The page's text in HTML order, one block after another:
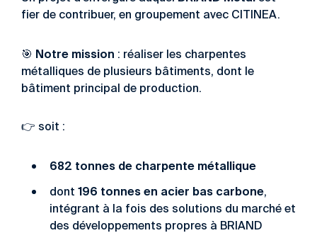
fier de contribuer, en groupement avec CITINEA.
🎯 Notre mission : réaliser les charpentes
métalliques de plusieurs bâtiments, dont le
bâtiment principal de production.
👉 soit :
682 tonnes de charpente métallique
dont 196 tonnes en acier bas carbone,
intégrant à la fois des solutions du marché et
des développements propres à BRIAND